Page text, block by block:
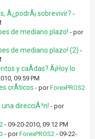
Â¿podrÃ¡ sobrevivir? -
de mediano plazo! - por
de mediano plazo! (2) -
y caÃ­das? Â¡Hoy lo
09:59 PM
crÃ­ticos - porForexPROS2
direcciÃ³n! - por
- 09-20-2010, 09:12 PM
- porForexPROS2 - 09-22-